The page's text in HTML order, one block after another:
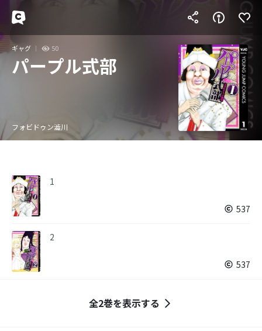
ギャグ 50
パープル式部
フォビドゥン澁川
1
537
2
537
全2巻を表示する